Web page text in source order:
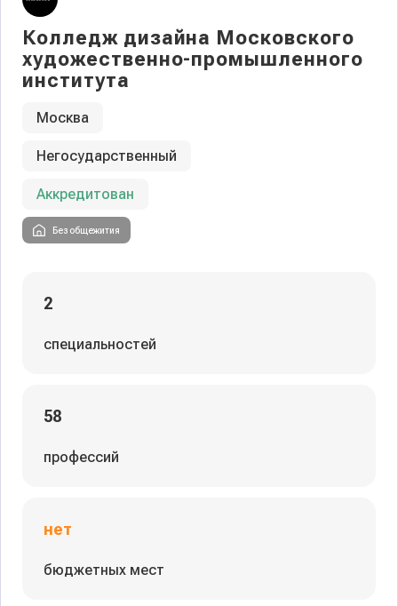
Колледж дизайна Московского
художественно-промышленного
института
Москва
Негосударственный
Аккредитован
Без общежития
2
специальностей
58
профессий
нет
бюджетных мест